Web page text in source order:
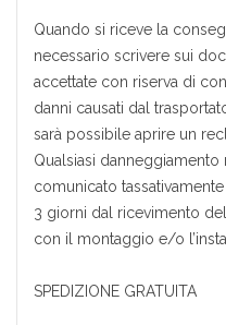
Quando si riceve la
necessario scrivere sui
accettate con riserva di
danni causati dal
sarà possibile aprire un
Qualsiasi
comunicato
3 giorni dal ricevimento
con il montaggio e/o
SPEDIZIONE GRATUITA